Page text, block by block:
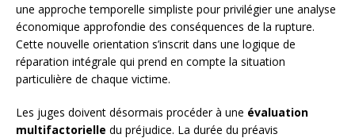
une approche temporelle simpliste pour privilégier une analyse
économique approfondie des conséquences de la rupture.
Cette nouvelle orientation s’inscrit dans une logique de
réparation intégrale qui prend en compte la situation
particulière de chaque victime.
Les juges doivent désormais procéder à une évaluation
multifactorielle du préjudice. La durée du préavis